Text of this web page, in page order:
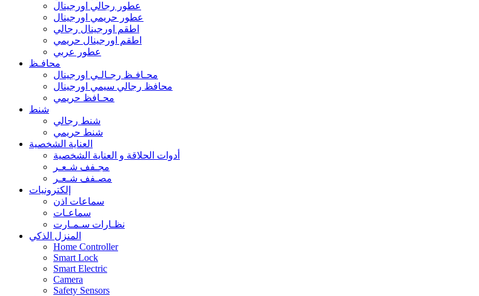
عطور رجالي اورجينال
عطور حريمي اورجينال
اطقم اورجينال رجالي
اطقم اورجينال حريمي
عطور عربي
محافـظ
محـافـظ رجـالـي اورجينال
محافظ رجالي سيمي اورجينال
محـافظ حريمي
شنط
شنط رجالي
شنط حريمي
العناية الشخصية
أدوات الحلاقة و العناية الشخصية
مجـفف شـعـر
مصـفف شـعـر
إلكترونيات
سماعات اذن
سماعـات
نظـارات سـمـارت
المنزل الذكي
Home Controller
Smart Lock
Smart Electric
Camera
Safety Sensors